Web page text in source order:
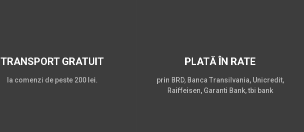
TRANSPORT GRATUIT
la comenzi de peste 200 lei.
PLATĂ ÎN RATE
prin BRD, Banca Transilvania, Unicredit,
Raiffeisen, Garanti Bank, tbi bank